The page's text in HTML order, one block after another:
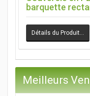
barquette
Détails du Produit…
Meilleurs